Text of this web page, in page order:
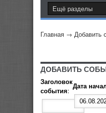
Главная → Добавить
ДОБАВИТЬ
Заголовок
события:
Дата